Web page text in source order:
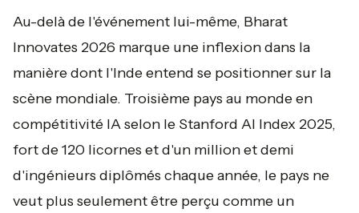
Au-delà de l'événement lui-même, Bharat
Innovates 2026 marque une inflexion dans la
manière dont l'Inde entend se positionner sur la
scène mondiale. Troisième pays au monde en
compétitivité IA selon le Stanford AI Index 2025,
fort de 120 licornes et d'un million et demi
d'ingénieurs diplômés chaque année, le pays ne
veut plus seulement être perçu comme un